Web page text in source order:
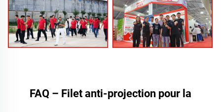
FAQ – Filet anti-projection pour la